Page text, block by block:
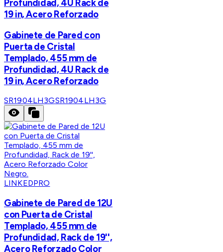
Profundidad, 4U Rack de
19 in, Acero Reforzado
Gabinete de Pared con
Puerta de Cristal
Templado, 455 mm de
Profundidad, 4U Rack de
19 in, Acero Reforzado
SR1904LH3GSR1904LH3G
LINKEDPRO
Gabinete de Pared de 12U
con Puerta de Cristal
Templado, 455 mm de
Profundidad, Rack de 19'',
Acero Reforzado Color